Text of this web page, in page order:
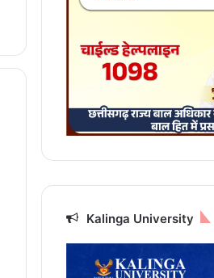
Kalinga University